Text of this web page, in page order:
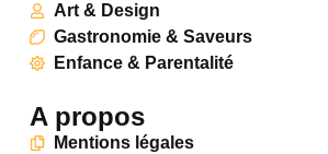
Art & Design
Gastronomie & Saveurs
Enfance & Parentalité
A propos
Mentions légales